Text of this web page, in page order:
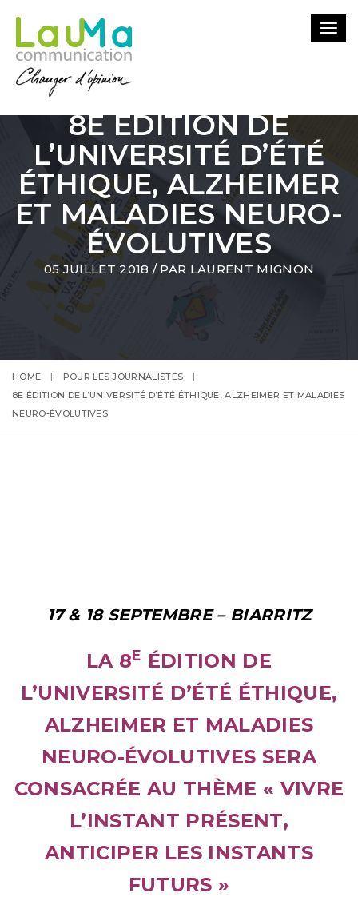
8E ÉDITION DE
L’UNIVERSITÉ D’ÉTÉ
ÉTHIQUE, ALZHEIMER
ET MALADIES NEURO-
ÉVOLUTIVES
05 JUILLET 2018 / PAR LAURENT MIGNON
HOME
POUR LES JOURNALISTES
8E ÉDITION DE L’UNIVERSITÉ D’ÉTÉ ÉTHIQUE, ALZHEIMER ET MALADIES
NEURO-ÉVOLUTIVES
17 & 18 SEPTEMBRE – BIARRITZ
LA 8E ÉDITION DE
L’UNIVERSITÉ D’ÉTÉ ÉTHIQUE,
ALZHEIMER ET MALADIES
NEURO-ÉVOLUTIVES SERA
CONSACRÉE AU THÈME « VIVRE
L’INSTANT PRÉSENT,
ANTICIPER LES INSTANTS
FUTURS »